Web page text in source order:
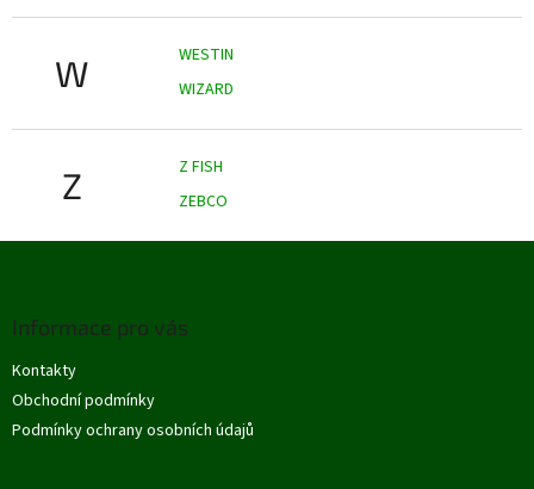
W
WESTIN
WIZARD
Z
Z FISH
ZEBCO
Informace pro vás
Kontakty
Obchodní podmínky
Podmínky ochrany osobních údajů